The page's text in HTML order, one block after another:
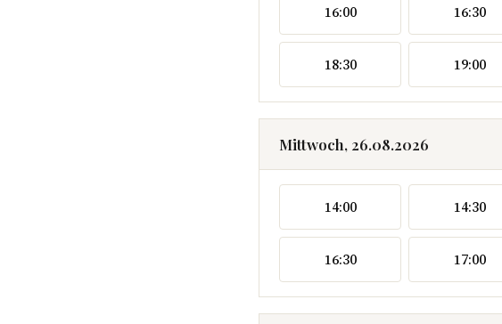
16:00 16:30
18:30 19:00
Mittwoch, 26.08.2026
14:00 14:30
16:30 17:00